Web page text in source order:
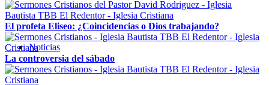
Noticias
El profeta Eliseo: ¿Coincidencias o Dios trabajando?
La controversia del sábado